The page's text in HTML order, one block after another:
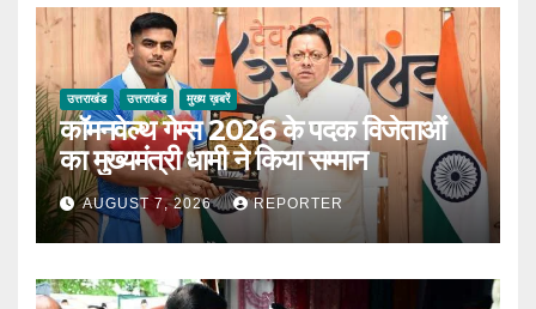
उत्तराखंड उत्तराखंड मुख्य ख़बरें
कॉमनवेल्थ गेम्स 2026 के पदक विजेताओं
का मुख्यमंत्री धामी ने किया सम्मान
AUGUST 7, 2026 REPORTER